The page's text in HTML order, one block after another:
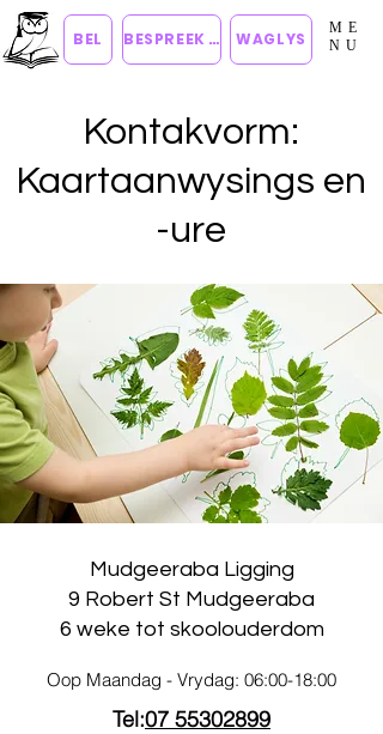
BEL BESPREEK TOERWAGLYS
ME
NU
Kontakvorm:
Kaartaanwysings en
-ure
Mudgeeraba Ligging
9 Robert St Mudgeeraba
6 weke tot skoolouderdom
Oop Maandag - Vrydag: 06:00-18:00
Tel:07 55302899